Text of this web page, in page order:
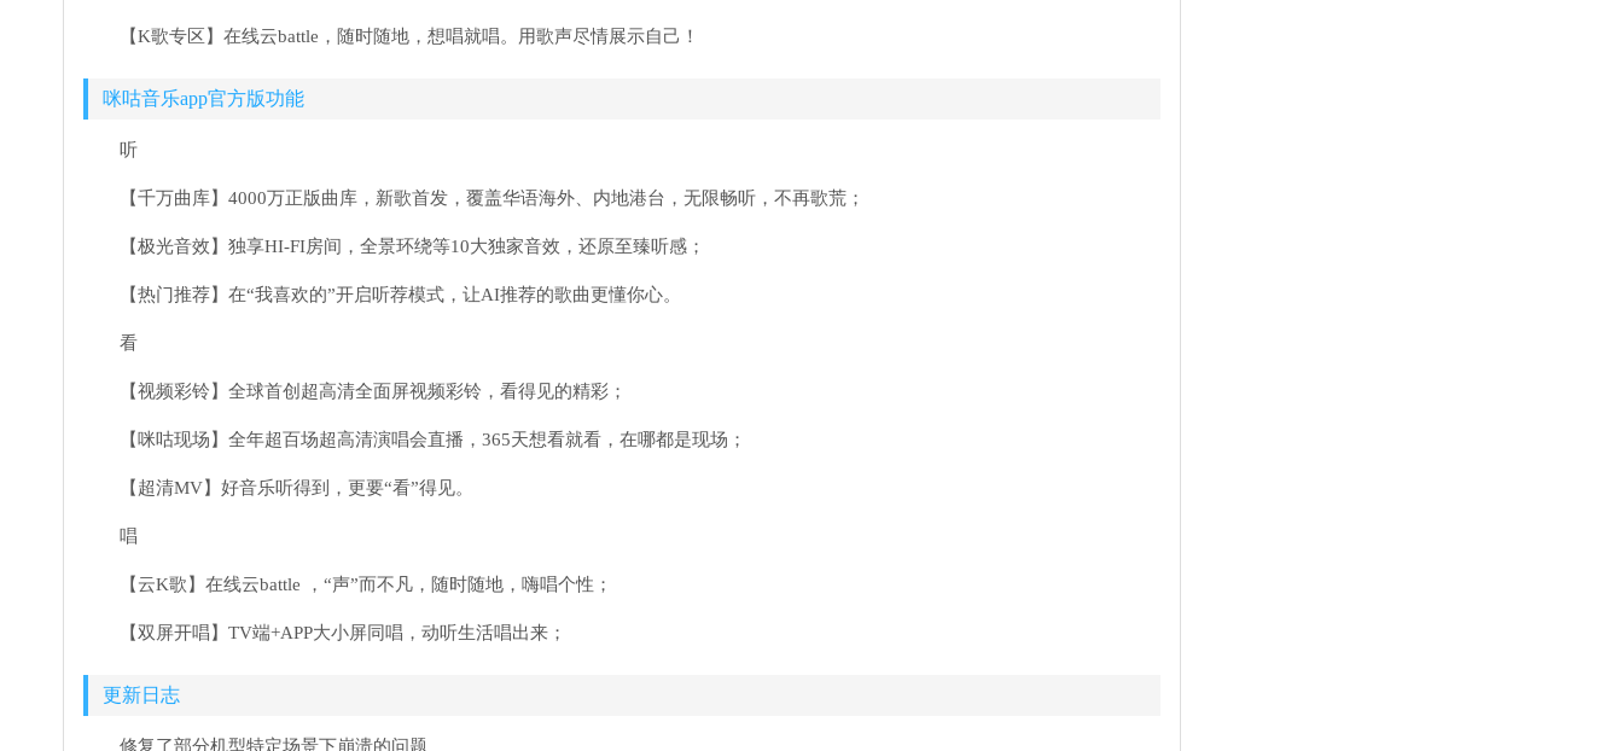
【K歌专区】在线云battle，随时随地，想唱就唱。用歌声尽情展示自己！
咪咕音乐app官方版功能
听
【千万曲库】4000万正版曲库，新歌首发，覆盖华语海外、内地港台，无限畅听，不再歌荒；
【极光音效】独享HI-FI房间，全景环绕等10大独家音效，还原至臻听感；
【热门推荐】在“我喜欢的”开启听荐模式，让AI推荐的歌曲更懂你心。
看
【视频彩铃】全球首创超高清全面屏视频彩铃，看得见的精彩；
【咪咕现场】全年超百场超高清演唱会直播，365天想看就看，在哪都是现场；
【超清MV】好音乐听得到，更要“看”得见。
唱
【云K歌】在线云battle ，“声”而不凡，随时随地，嗨唱个性；
【双屏开唱】TV端+APP大小屏同唱，动听生活唱出来；
更新日志
修复了部分机型特定场景下崩溃的问题